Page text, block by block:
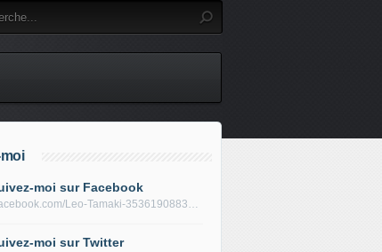
moi sur Facebook
//facebook.com/Leo-Tamaki-353619088319688/
moi sur Twitter